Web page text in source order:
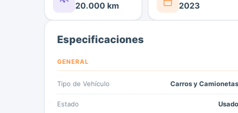
20.000 km 2023
Especificaciones
GENERAL
Tipo de Vehículo Carros y Camionetas
Estado Usado